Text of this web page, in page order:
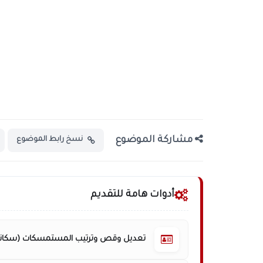
مشاركة الموضوع نسخ رابط الموضوع
أدوات هامة للتقديم
تعديل وقص وترتيب المستمسكات